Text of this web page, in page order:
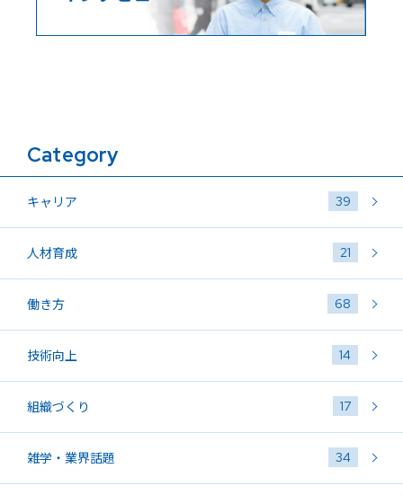
Category
キャリア 39
人材育成 21
働き方 68
技術向上 14
組織づくり 17
雑学・業界話題 34